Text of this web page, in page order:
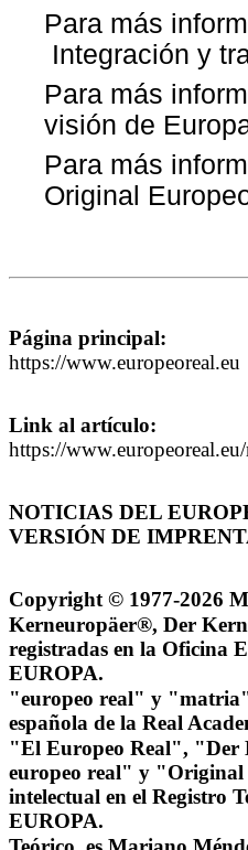
Para más
Integración y
Para más
visión de
Para más
Original
Página principal:
https://www.europeoreal.eu
Link al artículo:
https://
NOTICIAS DEL
VERSIÓN DE
Copyright © 1977-2026
Kerneuropäer®, Der
registradas en la Oficina
EUROPA.
"europeo real" y "matria"
española de la Real
"El Europeo Real",
europeo real" y "Original
intelectual en el Registro
EUROPA.